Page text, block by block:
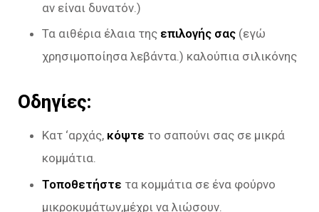
αν είναι δυνατόν.)
Τα αιθέρια έλαια της επιλογής σας (εγώ
χρησιμοποίησα λεβάντα.) καλούπια σιλικόνης
Οδηγίες:
Κατ ‘αρχάς, κόψτε το σαπούνι σας σε μικρά
κομμάτια.
Τοποθετήστε τα κομμάτια σε ένα φούρνο
μικροκυμάτων,μέχρι να λιώσουν.